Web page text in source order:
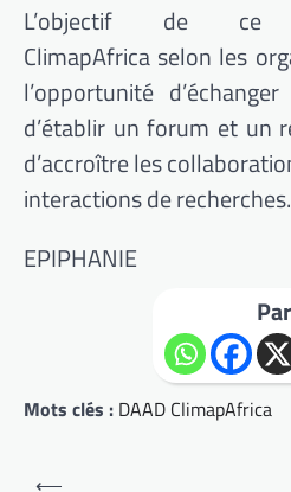
L’objectif de
ClimapAfrica selon les
l’opportunité
d’établir un forum et un
d’accroître les
interactions de recherches.
EPIPHANIE
Mots clés : DAAD ClimapAfrica
Navigation
⟵